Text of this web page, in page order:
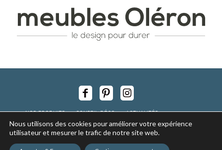
NOS PRODUITS CONSEIL DÉCO
ACTUALITÉS
NOS MAGASINS
RECRUTEMENT
Nous utilisons des cookies pour améliorer votre expérience
utilisateur et mesurer le trafic de notre site web.